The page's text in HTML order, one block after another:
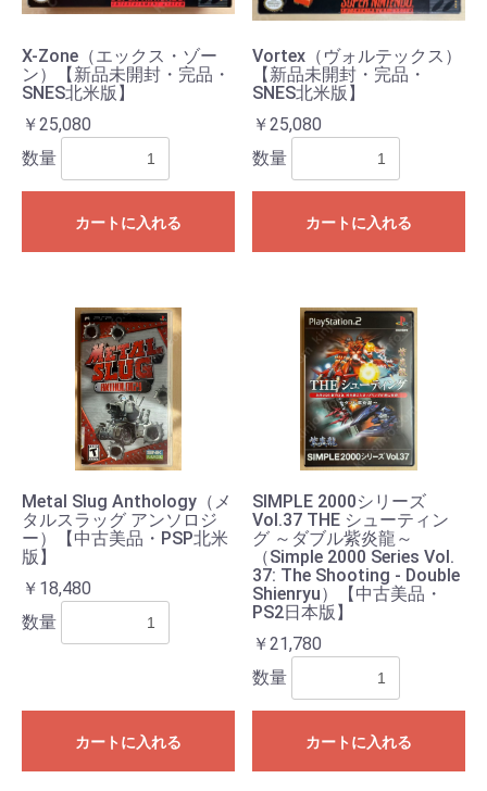
X-Zone（エックス・ゾー
ン）【新品未開封・完品・
SNES北米版】
￥25,080
数量
カートに入れる
Vortex（ヴォルテックス）
【新品未開封・完品・
SNES北米版】
￥25,080
数量
カートに入れる
Metal Slug Anthology（メ
タルスラッグ アンソロジ
ー）【中古美品・PSP北米
版】
￥18,480
数量
カートに入れる
SIMPLE 2000シリーズ
Vol.37 THE シューティン
グ ～ダブル紫炎龍～
（Simple 2000 Series Vol.
37: The Shooting - Double
Shienryu）【中古美品・
PS2日本版】
￥21,780
数量
カートに入れる